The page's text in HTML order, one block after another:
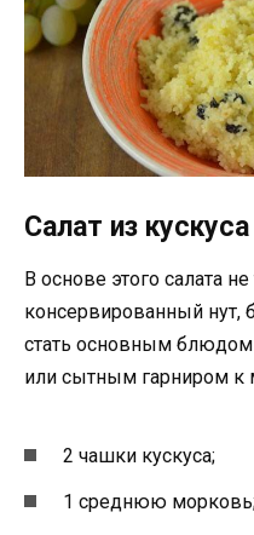
Салат из
В основе этого салата
консервированный нут,
стать основным блюдом
или сытным гарниром к
2 чашки кускуса;
1 среднюю